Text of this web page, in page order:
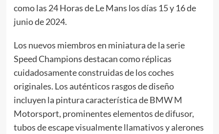
como las 24 Horas de Le Mans los días 15 y 16 de
junio de 2024.
Los nuevos miembros en miniatura de la serie
Speed Champions destacan como réplicas
cuidadosamente construidas de los coches
originales. Los auténticos rasgos de diseño
incluyen la pintura característica de BMW M
Motorsport, prominentes elementos de difusor,
tubos de escape visualmente llamativos y alerones